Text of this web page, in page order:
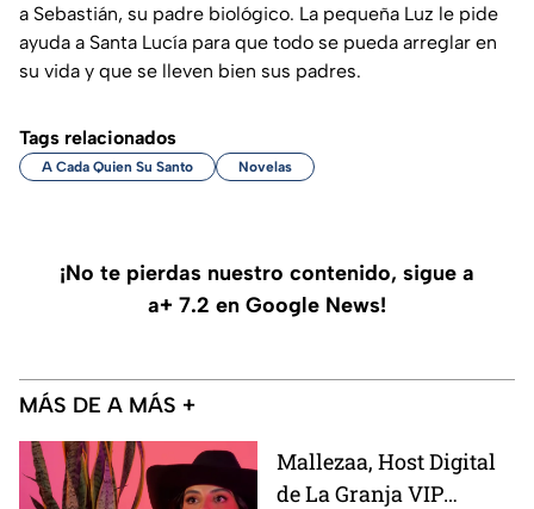
a Sebastián, su padre biológico. La pequeña Luz le pide
ayuda a Santa Lucía para que todo se pueda arreglar en
su vida y que se lleven bien sus padres.
Tags relacionados
A Cada Quien Su Santo Novelas
¡No te pierdas nuestro contenido, sigue a
a+ 7.2 en Google News!
MÁS DE A MÁS +
Mallezaa, Host Digital
de La Granja VIP